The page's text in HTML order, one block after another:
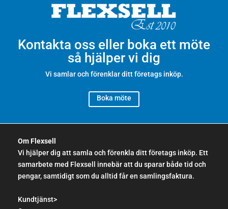
Kontakta oss eller boka ett möte
så hjälper vi dig
Vi samlar och förenklar ditt företags inköp.
Boka möte
Om Flexsell
Vi hjälper dig att samla och förenkla ditt företags inköp. Ett
samarbete med Flexsell innebär att du sparar både tid och
pengar, samtidigt som du alltid får en samlingsfaktura.
Kundtjänst>